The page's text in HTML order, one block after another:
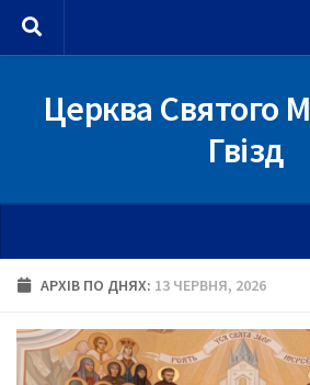
Skip to content
Церква Святого
Гвізд
АРХІВ ПО ДНЯХ: 13 ЧЕРВНЯ, 2026